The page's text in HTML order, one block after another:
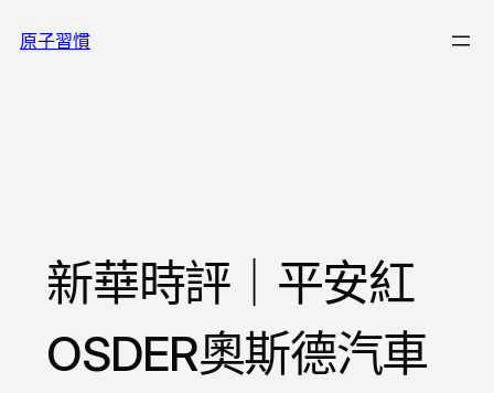
至原子習慣
新華時評｜平安紅
OSDER奧斯德汽車